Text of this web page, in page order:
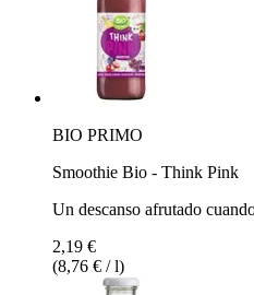
BIO PRIMO
Smoothie Bio - Think Pink
Un descanso afrutado
2,19 €
(8,76 € / l)